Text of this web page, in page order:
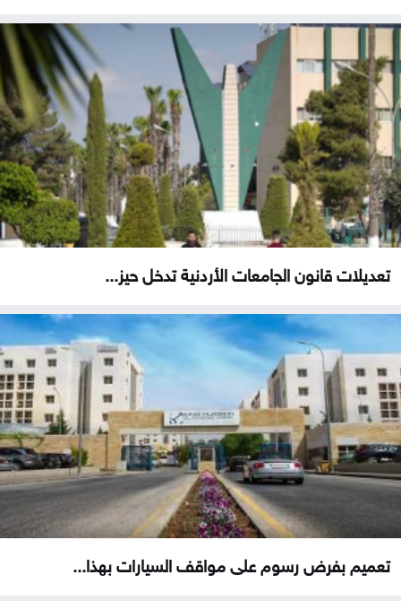
تعديلات قانون الجامعات الأردنية تدخل حيز...
تعميم بفرض رسوم على مواقف السيارات بهذا...